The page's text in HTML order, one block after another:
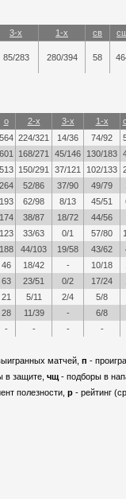
3-х 1-х св
85/283 280/394 58
о 2-х 3-х 1-х
564 224/321 14/36 74/92
601 168/271 45/146 130/183
513 150/291 37/121 102/133
264 52/86 37/90 49/79
193 62/98 8/13 45/51
174 38/87 18/72 44/56
123 33/63 0/1 57/80
188 44/103 19/58 43/62
46 18/42 - 10/18
63 23/51 0/2 17/24
21 5/11 2/4 5/8
28 11/39 - 6/8
- - - -
матчей, п -
в защите, чщ - подборы в
полезности, р - рейтинг